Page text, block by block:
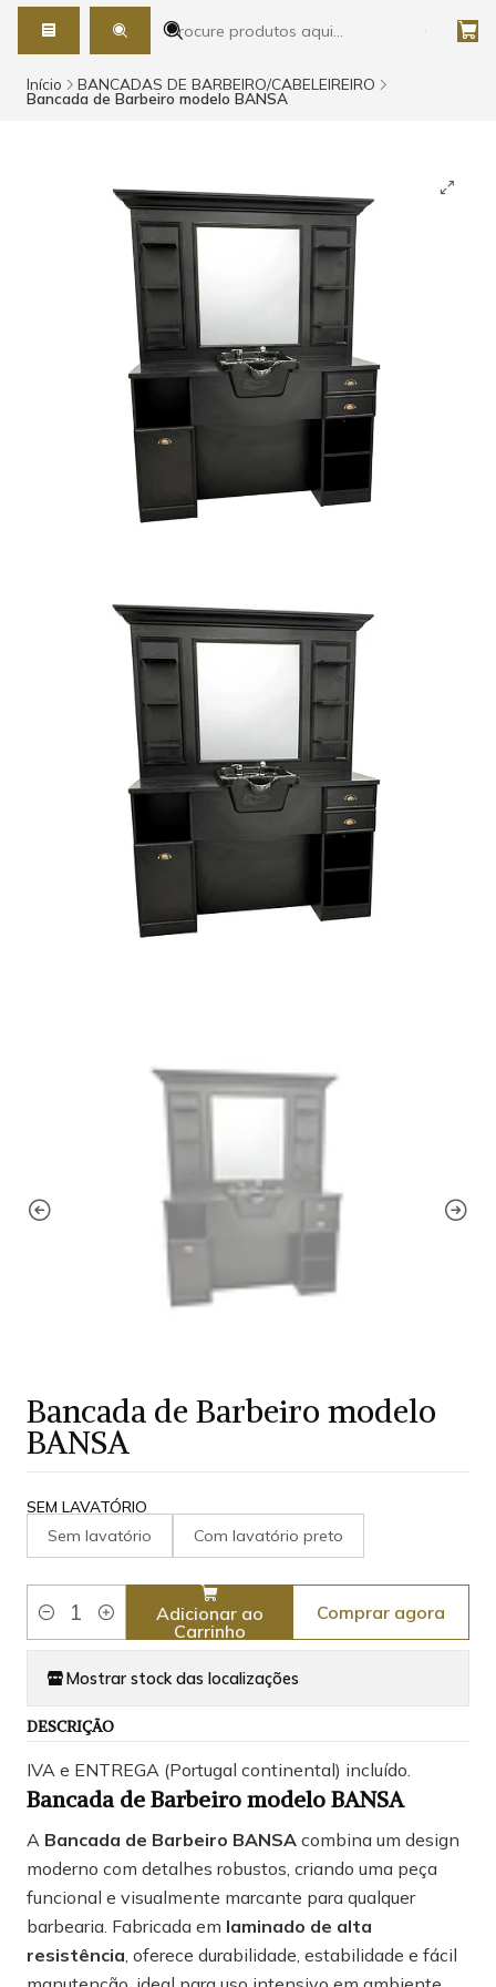
Início BANCADAS DE BARBEIRO/CABELEIREIRO
Bancada de Barbeiro modelo BANSA
Bancada de Barbeiro modelo
BANSA
SEM LAVATÓRIO
Sem lavatório Com lavatório preto
Quantidade
Adicionar ao
Carrinho
Comprar agora
Mostrar stock das localizações
DESCRIÇÃO
IVA e ENTREGA (Portugal continental) incluído.
Bancada de Barbeiro modelo BANSA
A Bancada de Barbeiro BANSA combina um design
moderno com detalhes robustos, criando uma peça
funcional e visualmente marcante para qualquer
barbearia. Fabricada em laminado de alta
resistência, oferece durabilidade, estabilidade e fácil